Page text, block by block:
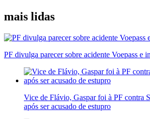
mais lidas
PF divulga parecer sobre acidente Voepass e
Vice de Flávio, Gaspar foi à PF contra
após ser acusado de estupro